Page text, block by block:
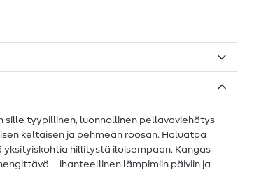
sille tyypillinen, luonnollinen pellavaviehätys –
keltaisen ja pehmeän roosan. Haluatpa
hillitystä iloisempaan. Kangas
– ihanteellinen lämpimiin päiviin ja